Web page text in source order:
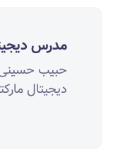
مدرس
حبیب
دیجیتال